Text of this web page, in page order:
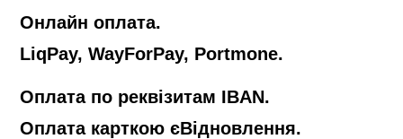
Онлайн оплата.
LiqPay, WayForPay, Portmone.
Оплата по реквізитам IBAN.
Оплата карткою єВідновлення.